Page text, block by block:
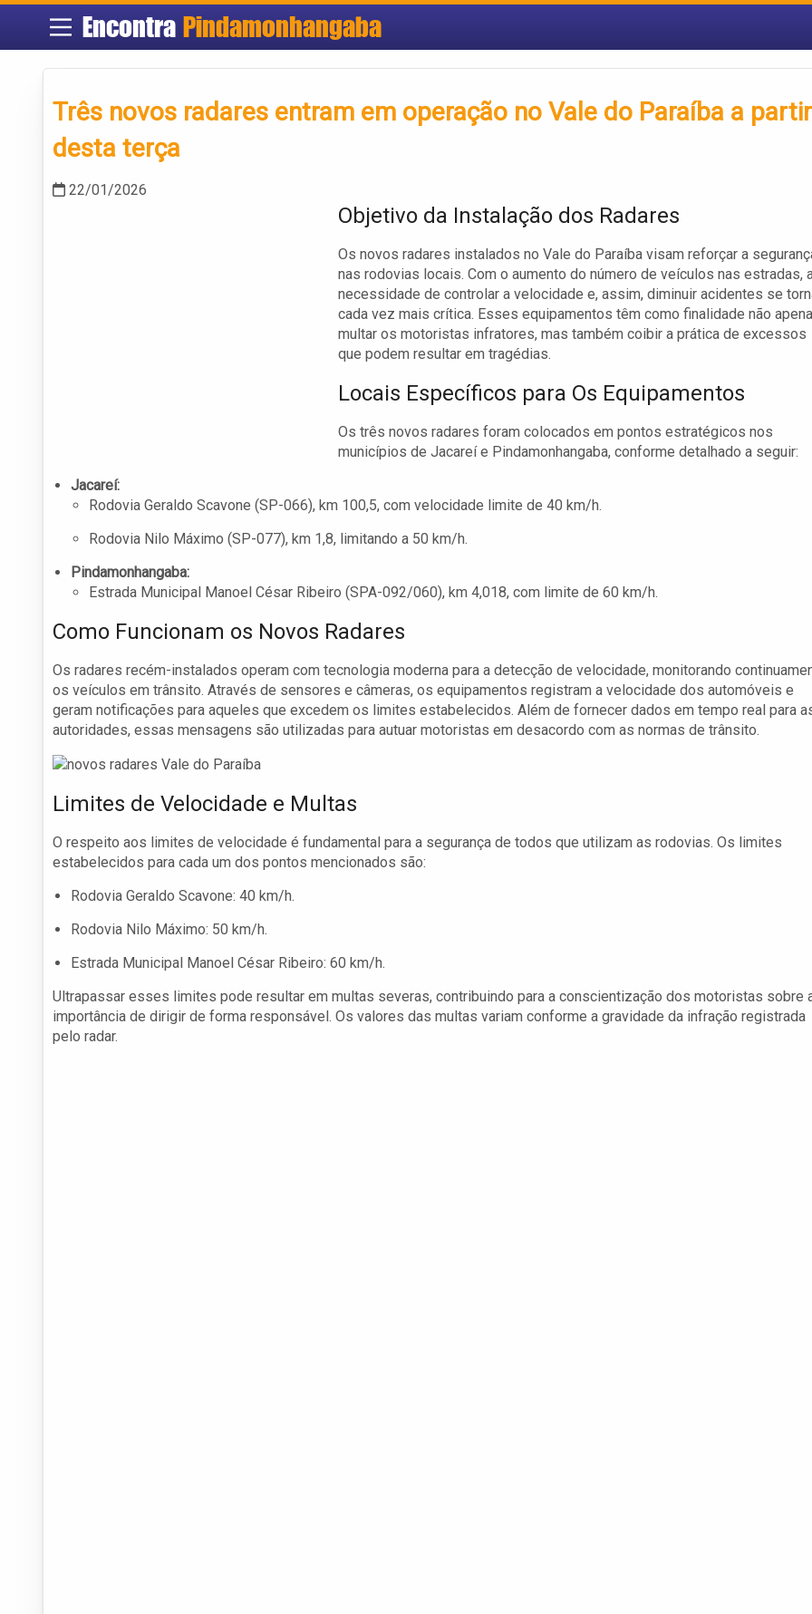
Encontra Pindamonhangaba
Três novos radares entram em operação no Vale do Paraíba a partir
desta terça
22/01/2026
Objetivo da Instalação dos Radares
Os novos radares instalados no Vale do Paraíba visam reforçar a
nas rodovias locais. Com o aumento do número de veículos nas estradas,
necessidade de controlar a velocidade e, assim, diminuir acidentes se
cada vez mais crítica. Esses equipamentos têm como finalidade não
multar os motoristas infratores, mas também coibir a prática de excessos
que podem resultar em tragédias.
Locais Específicos para Os Equipamentos
Os três novos radares foram colocados em pontos estratégicos nos
municípios de Jacareí e Pindamonhangaba, conforme detalhado a seguir:
Jacareí:
Rodovia Geraldo Scavone (SP-066), km 100,5, com velocidade limite de 40 km/h.
Rodovia Nilo Máximo (SP-077), km 1,8, limitando a 50 km/h.
Pindamonhangaba:
Estrada Municipal Manoel César Ribeiro (SPA-092/060), km 4,018, com limite de 60 km/h.
Como Funcionam os Novos Radares
Os radares recém-instalados operam com tecnologia moderna para a detecção de velocidade, monitorando
os veículos em trânsito. Através de sensores e câmeras, os equipamentos registram a velocidade dos automóveis e
geram notificações para aqueles que excedem os limites estabelecidos. Além de fornecer dados em tempo real para
autoridades, essas mensagens são utilizadas para autuar motoristas em desacordo com as normas de trânsito.
Limites de Velocidade e Multas
O respeito aos limites de velocidade é fundamental para a segurança de todos que utilizam as rodovias. Os limites
estabelecidos para cada um dos pontos mencionados são:
Rodovia Geraldo Scavone: 40 km/h.
Rodovia Nilo Máximo: 50 km/h.
Estrada Municipal Manoel César Ribeiro: 60 km/h.
Ultrapassar esses limites pode resultar em multas severas, contribuindo para a conscientização dos motoristas sobre
importância de dirigir de forma responsável. Os valores das multas variam conforme a gravidade da infração registrada
pelo radar.